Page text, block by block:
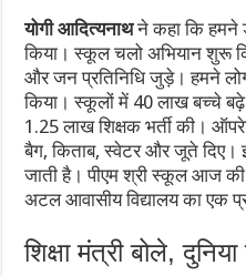
योगी आदित्यनाथने कहा कि हमने
किया। स्कूल चलो अभियान शुरू
और जन प्रतिनिधि जुड़े। हमने
किया। स्कूलों में 40 लाख बच्चे
1.25 लाख शिक्षक भर्ती की।
बैग, किताब, स्वेटर और जूते दिए।
जाती है। पीएम श्री स्कूल आज
अटल आवासीय विद्यालय का एक
शिक्षा मंत्री बोले,